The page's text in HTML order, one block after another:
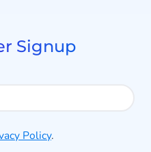
Signup
Policy.